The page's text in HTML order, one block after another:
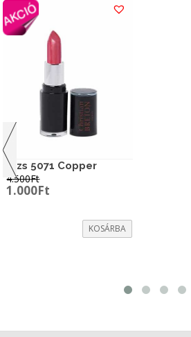
Rúzs 5071 Copper
4.500Ft
Original
1.000Ft
1.000Ft.KOSÁRBA